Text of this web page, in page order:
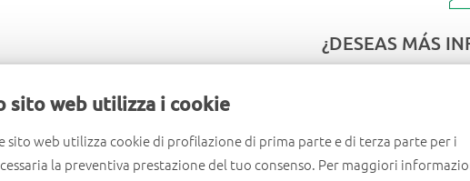
sito web utilizza i cookie
sito web utilizza cookie di profilazione di prima parte e di terza parte per i
la preventiva prestazione del tuo consenso. Per maggiori
¿DESEAS MÁS